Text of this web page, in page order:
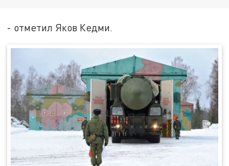
- отметил Яков Кедми.